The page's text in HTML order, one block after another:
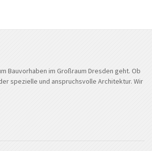
Bauvorhaben im Großraum Dresden geht. Ob
spezielle und anspruchsvolle Architektur. Wir